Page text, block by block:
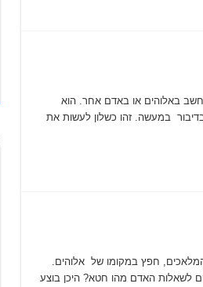
באלוהים או באדם אחר. הוא
במעשה. זהו כשלון לעשות את
חפץ במקומו של אלוהים.
(ישעיהו יד’ 15-12(. תשובות אלוהים לשאלות האדם מהו חטא? היכן בוצע